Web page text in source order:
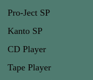
Pro-Ject SP
Kanto SP
CD Player
Tape Player